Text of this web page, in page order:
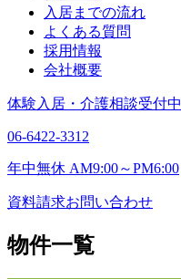
入居までの流れ
よくある質問
採用情報
会社概要
体験入居・介護相談受付中
06-6422-3312
年中無休 AM9:00～PM6:00
資料請求お問い合わせ
物件一覧